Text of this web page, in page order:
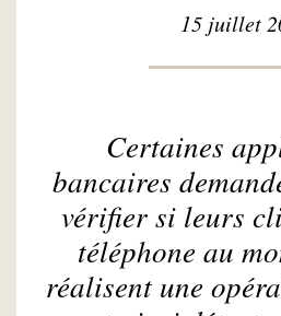
15 juillet
Certaines
bancaires
vérifier si leurs
téléphone au
réalisent une